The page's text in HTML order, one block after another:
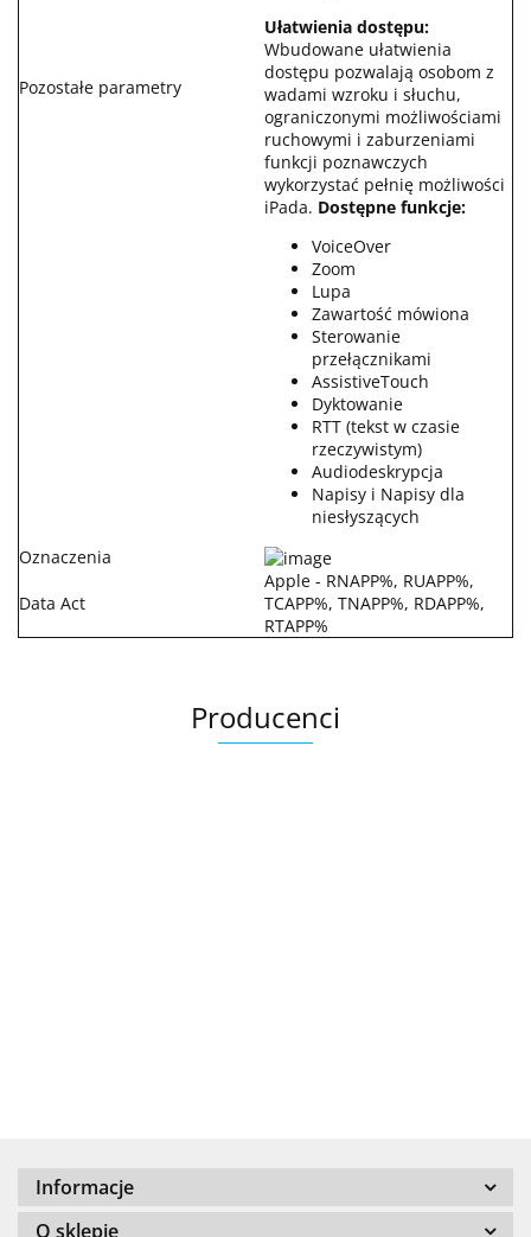
Pozostałe parametry
Ułatwienia dostępu:
Wbudowane ułatwienia
dostępu pozwalają osobom z
wadami wzroku i słuchu,
ograniczonymi możliwościami
ruchowymi i zaburzeniami
funkcji poznawczych
wykorzystać pełnię możliwości
iPada. Dostępne funkcje:
VoiceOver
Zoom
Lupa
Zawartość mówiona
Sterowanie
przełącznikami
AssistiveTouch
Dyktowanie
RTT (tekst w czasie
rzeczywistym)
Audiodeskrypcja
Napisy i Napisy dla
niesłyszących
Oznaczenia
Data Act
Apple - RNAPP%, RUAPP%,
TCAPP%, TNAPP%, RDAPP%,
RTAPP%
Producenci
Informacje
O sklepie